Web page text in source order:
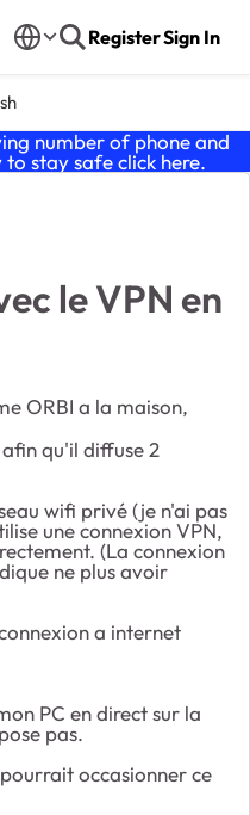
RegisterSign In
number of phone and
to stay safe click here.
le VPN en
ORBI a la maison,
qu'il diffuse 2
wifi privé (je n'ai pas
une connexion VPN,
(La connexion
ne plus avoir
a internet
PC en direct sur la
pas.
occasionner ce